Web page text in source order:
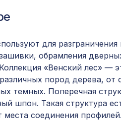
для разграничения
обрамления
«Венский лес» —
пород дерева, от
темных. Поперечная
шпон. Такая структура
места соединения профилей.